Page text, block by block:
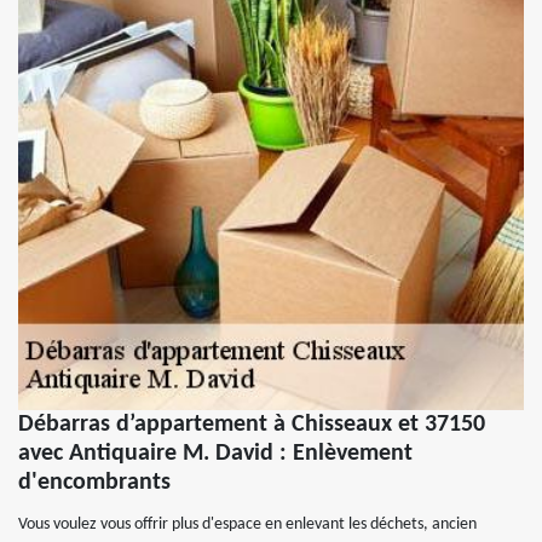
Débarras d’appartement à Chisseaux et 37150
avec Antiquaire M. David : Enlèvement
d'encombrants
Vous voulez vous offrir plus d'espace en enlevant les déchets, ancien